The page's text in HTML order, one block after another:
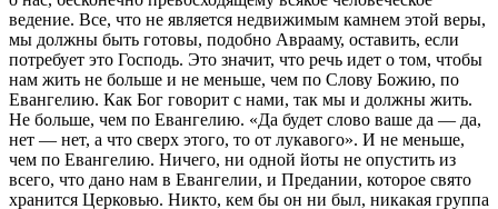
ведение. Все, что не является недвижимым камнем этой веры,
мы должны быть готовы, подобно Аврааму, оставить, если
потребует это Господь. Это значит, что речь идет о том, чтобы
нам жить не больше и не меньше, чем по Слову Божию, по
Евангелию. Как Бог говорит с нами, так мы и должны жить.
Не больше, чем по Евангелию. «Да будет слово ваше да — да,
нет — нет, а что сверх этого, то от лукавого». И не меньше,
чем по Евангелию. Ничего, ни одной йоты не опустить из
всего, что дано нам в Евангелии, и Предании, которое свято
хранится Церковью. Никто, кем бы он ни был, никакая группа